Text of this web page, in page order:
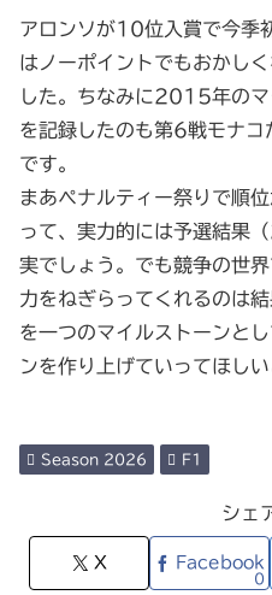
アロンソが10位入賞で今季
はノーポイントでもおかし
した。ちなみに2015年のマ
を記録したのも第6戦モナ
です。
まあペナルティー祭りで順
って、実力的には予選結果
実でしょう。でも競争の世
力をねぎらってくれるのは
を一つのマイルストーンと
ンを作り上げていってほしい
Season 2026 F1
シェ
X Facebook
0